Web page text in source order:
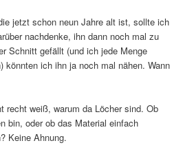
jetzt schon neun Jahre alt ist, sollte ich
nachdenke, ihn dann noch mal zu
Schnitt gefällt (und ich jede Menge
könnten ich ihn ja noch mal nähen. Wann
recht weiß, warum da Löcher sind. Ob
bin, oder ob das Material einfach
Keine Ahnung.